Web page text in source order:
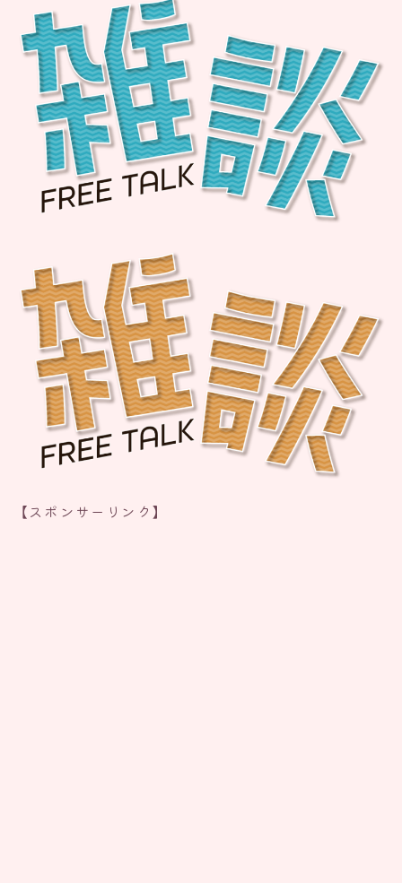
【スポンサーリンク】